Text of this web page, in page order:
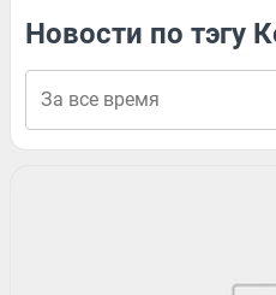
Новости по тэгу